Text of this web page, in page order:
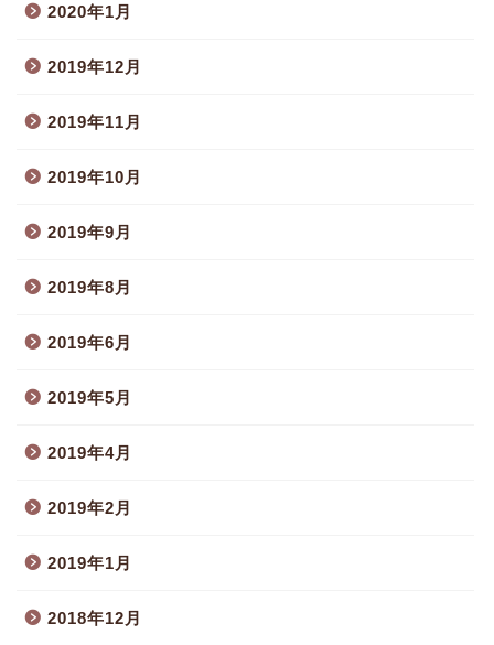
2020年1月
2019年12月
2019年11月
2019年10月
2019年9月
2019年8月
2019年6月
2019年5月
2019年4月
2019年2月
2019年1月
2018年12月